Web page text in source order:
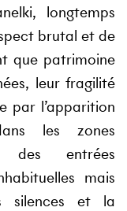
longtemps
brutal et de
que patrimoine
leur fragilité
par l’apparition
les zones
des entrées
mais
silences et la